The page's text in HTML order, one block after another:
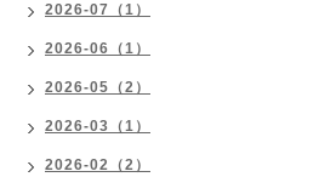
2026-07（1）
2026-06（1）
2026-05（2）
2026-03（1）
2026-02（2）